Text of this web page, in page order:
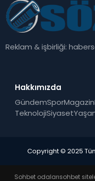
Reklam & işbirliği:
Hakkımızda
GündemSporMagazin
TeknolojiSiyaset
Copyright © 2025
Sohbet odalarısohbet